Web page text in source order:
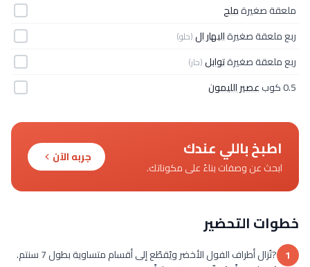
ملعقة صغيرةملح
ربع ملعقة صغيرةالبهار ال(حلو)
ربع ملعقة صغيرةتوابل(حار)
0.5 كوب عصير الليمون
اطبخ باللي عندك
ابحث عن وصفات بناءً على مكوناتك.
جربه الآن
خطوات التحضير
1
?تُزال أطراف الفول الأخضر ويّقطّع إلى أقسام متساوية بطول 7 سنتم.